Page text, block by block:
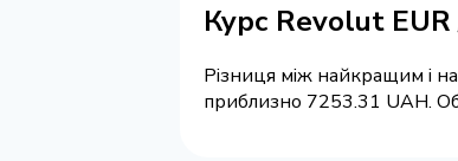
Курс Revolut
Різниця між найкращим і
приблизно 7253.31 UAH.